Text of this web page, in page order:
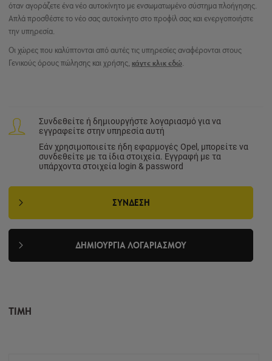
όταν αγοράζετε ένα νέο αυτοκίνητο με ενσωματωμένο σύστημα πλοήγησης.
Απλά προσθέστε το νέο σας αυτοκίνητο στο προφίλ σας και ενεργοποιήστε
την υπηρεσία.
Οι χώρες που καλύπτονται από αυτές τις υπηρεσίες αναφέρονται στους
Γενικούς όρους πώλησης και χρήσης, κάντε κλικ εδώ.
Συνδεθείτε ή δημιουργήστε λογαριασμό για να
εγγραφείτε στην υπηρεσία αυτή
Εάν χρησιμοποιείτε ήδη εφαρμογές Opel, μπορείτε να
συνδεθείτε με τα ίδια στοιχεία. Εγγραφή με τα
υπάρχοντα στοιχεία login & password
ΣΎΝΔΕΣΗ
ΔΗΜΙΟΥΡΓΊΑ ΛΟΓΑΡΙΑΣΜΟΎ
ΤΙΜΉ